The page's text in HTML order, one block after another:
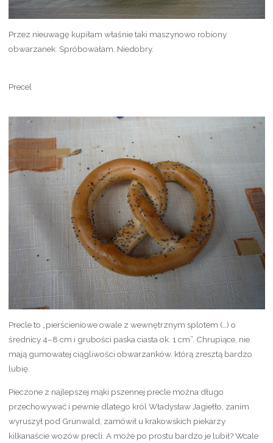
Przez nieuwagę kupiłam właśnie taki maszynowo robiony
obwarzanek. Spróbowałam. Niedobry.
Precel
Precle to „pierścieniowe owale z wewnętrznym splotem (…) o
średnicy 4–8 cm i grubości paska ciasta ok. 1 cm”. Chrupiące, nie
mają gumowatej ciągliwości obwarzanków, którą zresztą bardzo
lubię.
Pieczone z najlepszej mąki pszennej precle można długo
przechowywać i pewnie dlatego król Władysław Jagiełło, zanim
wyruszył pod Grunwald, zamówił u krakowskich piekarzy
kilkanaście wozów precli. A może po prostu bardzo je lubił? Wcale